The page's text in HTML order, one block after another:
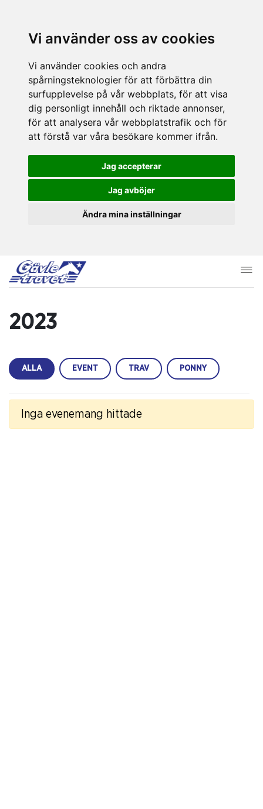
Vi använder oss av cookies
Vi använder cookies och andra
spårningsteknologier för att förbättra din
surfupplevelse på vår webbplats, för att visa
dig personligt innehåll och riktade annonser,
för att analysera vår webbplatstrafik och för
att förstå var våra besökare kommer ifrån.
Jag accepterar
Jag avböjer
Ändra mina inställningar
2023
ALLA EVENT TRAV PONNY
Inga evenemang hittade